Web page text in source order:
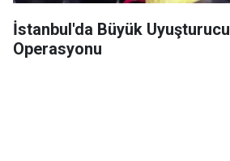
İstanbul'da Büyük Uyuşturucu
Operasyonu